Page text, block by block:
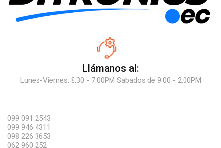
Llámanos al:
Lunes-Viernes: 8:30 - 7:00PM Sabados de 9:00 - 2:00PM
099 091 2543
099 946 4311
098 226 3653
062 960 252